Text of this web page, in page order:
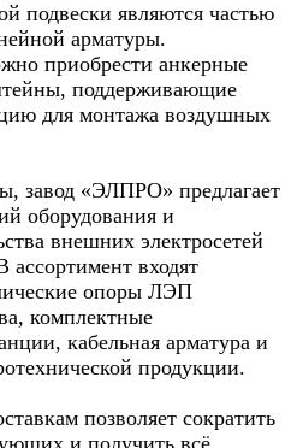
подвески являются частью
арматуры.
приобрести анкерные
поддерживающие
для монтажа воздушных
завод «ЭЛПРО» предлагает
оборудования и
внешних электросетей
входят
опоры ЛЭП
комплектные
кабельная арматура и
продукции.
позволяет сократить
и получить всё